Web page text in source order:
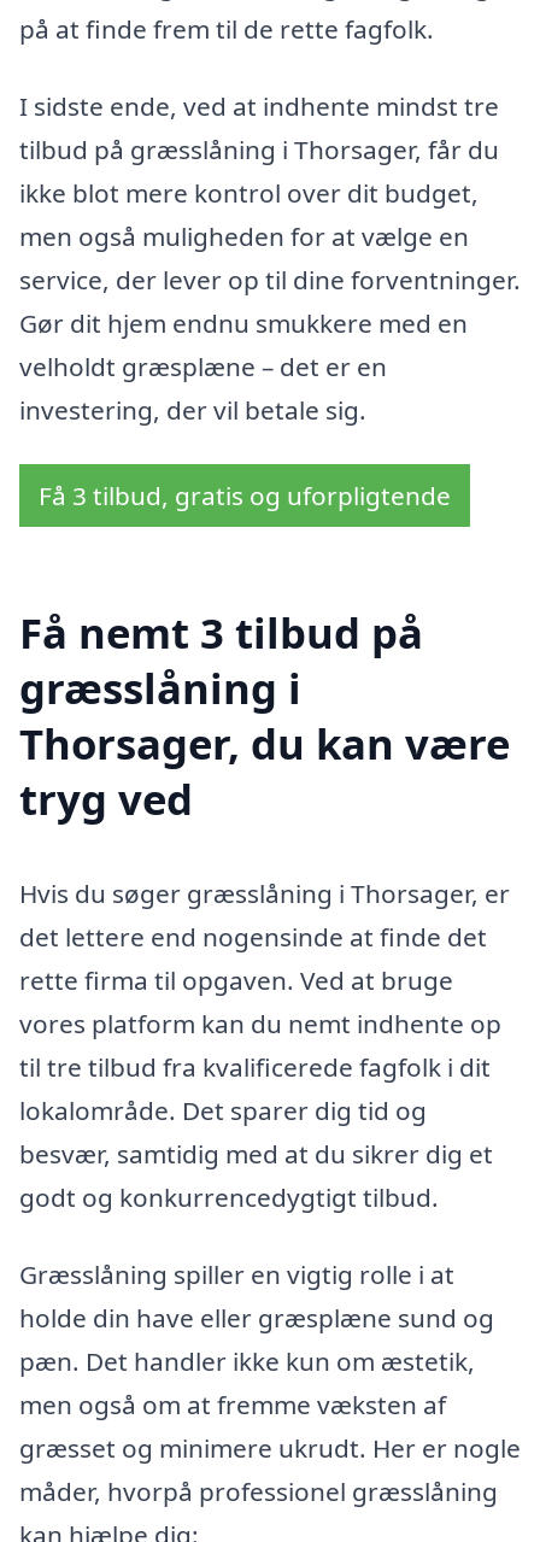
på at finde frem til de rette fagfolk.
I sidste ende, ved at indhente mindst tre
tilbud på græsslåning i Thorsager, får du
ikke blot mere kontrol over dit budget,
men også muligheden for at vælge en
service, der lever op til dine forventninger.
Gør dit hjem endnu smukkere med en
velholdt græsplæne – det er en
investering, der vil betale sig.
Få 3 tilbud, gratis og uforpligtende
Få nemt 3 tilbud på
græsslåning i
Thorsager, du kan være
tryg ved
Hvis du søger græsslåning i Thorsager, er
det lettere end nogensinde at finde det
rette firma til opgaven. Ved at bruge
vores platform kan du nemt indhente op
til tre tilbud fra kvalificerede fagfolk i dit
lokalområde. Det sparer dig tid og
besvær, samtidig med at du sikrer dig et
godt og konkurrencedygtigt tilbud.
Græsslåning spiller en vigtig rolle i at
holde din have eller græsplæne sund og
pæn. Det handler ikke kun om æstetik,
men også om at fremme væksten af
græsset og minimere ukrudt. Her er nogle
måder, hvorpå professionel græsslåning
kan hjælpe dig: